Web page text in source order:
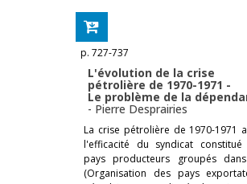
p. 727-737
L'évolution de la crise
pétrolière de 1970-1971 -
Le problème de la
- Pierre Desprairies
La crise pétrolière de 1970-1971
l'efficacité du syndicat
pays producteurs groupés
(Organisation des pays